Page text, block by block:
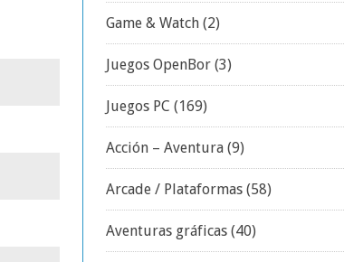
Game & Watch(2)
Juegos OpenBor(3)
Juegos PC (169)
Acción – Aventura(9)
Arcade / Plataformas(58)
Aventuras gráficas(40)